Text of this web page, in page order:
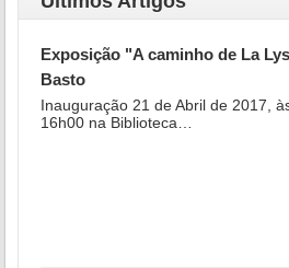
Exposição "A caminho de La
Basto
Inauguração 21 de Abril de 2017,
16h00 na Biblioteca…